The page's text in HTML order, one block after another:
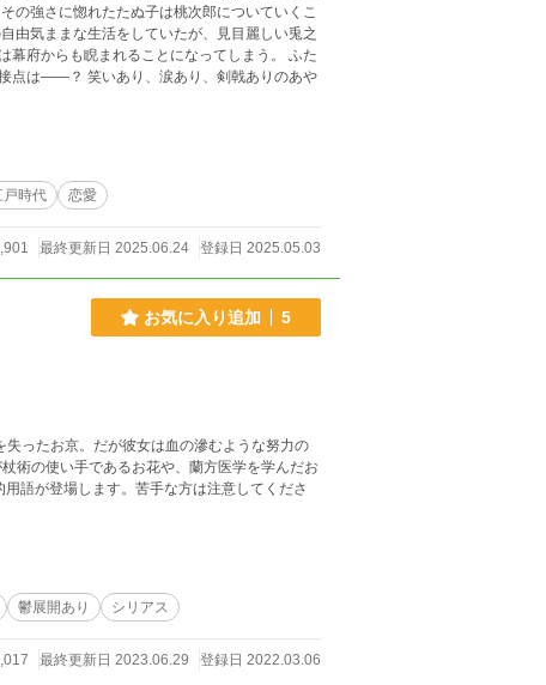
の強さに惚れたたぬ子は桃次郎についていくこ
由気ままな生活をしていたが、見目麗しい兎之
幕府からも睨まれることになってしまう。 ふた
は――？ 笑いあり、涙あり、剣戟ありのあや
戸時代 恋愛
最終更新日 2025.06.24 登録日 2025.05.03
お気に入り追加 5
ったお京。だが彼女は血の滲むような努力の
術の使い手であるお花や、蘭方医学を学んだお
語が登場します。苦手な方は注意してくださ
鬱展開あり シリアス
最終更新日 2023.06.29 登録日 2022.03.06